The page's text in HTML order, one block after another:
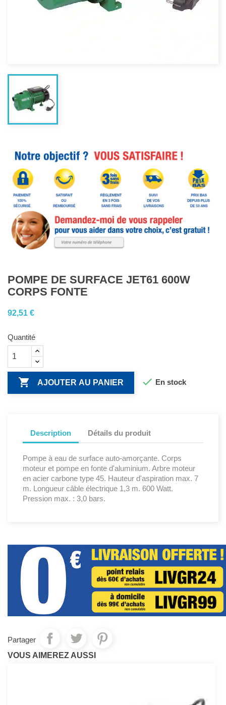
POMPE DE SURFACE JET61 600W
CORPS FONTE
92,51 €
Quantité
 AJOUTER AU PANIER  En stock
Description Détails du produit
Pompe à eau de surface auto-amorçante. Corps
moteur et pompe en fonte d'aluminium. Arbre moteur
en acier carbone type 45. Hauteur d'aspiration max. 7
m. Longueur câble électrique 1,3 m. 600 Watt.
Pression max. : 3,0 bars.
Partager
VOUS AIMEREZ AUSSI